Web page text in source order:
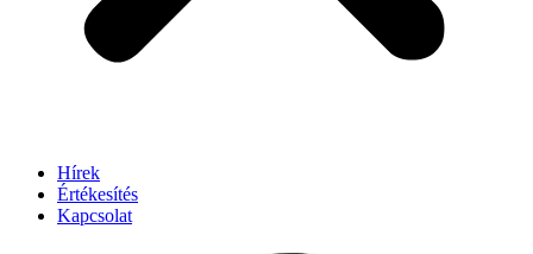
Hírek
Értékesítés
Kapcsolat